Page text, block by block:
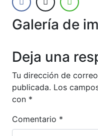
Galería de
Deja una
Tu dirección de
publicada. Los
con *
Comentario *